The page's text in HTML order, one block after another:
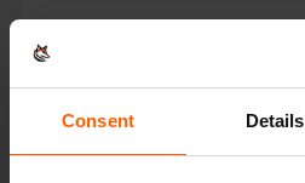
Consent Details